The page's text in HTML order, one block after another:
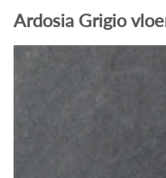
Ardosia Grigio